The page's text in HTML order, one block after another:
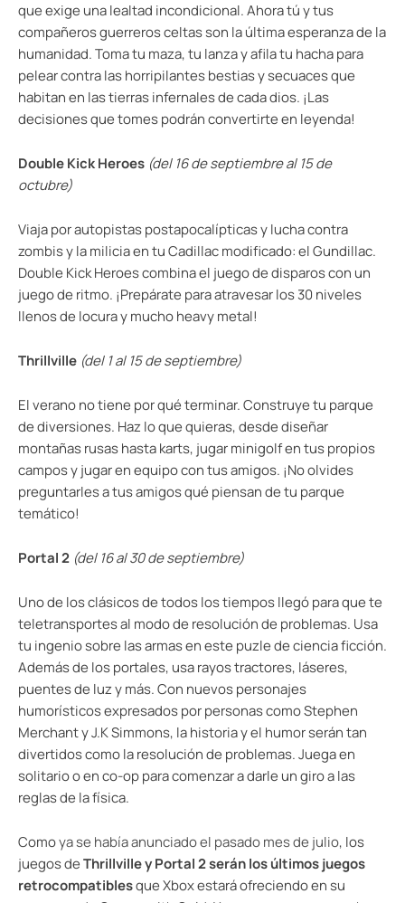
que exige una lealtad incondicional. Ahora tú y tus
compañeros guerreros celtas son la última esperanza de la
humanidad. Toma tu maza, tu lanza y afila tu hacha para
pelear contra las horripilantes bestias y secuaces que
habitan en las tierras infernales de cada dios. ¡Las
decisiones que tomes podrán convertirte en leyenda!
Double Kick Heroes (del 16 de septiembre al 15 de
octubre)
Viaja por autopistas postapocalípticas y lucha contra
zombis y la milicia en tu Cadillac modificado: el Gundillac.
Double Kick Heroes combina el juego de disparos con un
juego de ritmo. ¡Prepárate para atravesar los 30 niveles
llenos de locura y mucho heavy metal!
Thrillville (del 1 al 15 de septiembre)
El verano no tiene por qué terminar. Construye tu parque
de diversiones. Haz lo que quieras, desde diseñar
montañas rusas hasta karts, jugar minigolf en tus propios
campos y jugar en equipo con tus amigos. ¡No olvides
preguntarles a tus amigos qué piensan de tu parque
temático!
Portal 2 (del 16 al 30 de septiembre)
Uno de los clásicos de todos los tiempos llegó para que te
teletransportes al modo de resolución de problemas. Usa
tu ingenio sobre las armas en este puzle de ciencia ficción.
Además de los portales, usa rayos tractores, láseres,
puentes de luz y más. Con nuevos personajes
humorísticos expresados ​​por personas como Stephen
Merchant y J.K Simmons, la historia y el humor serán tan
divertidos como la resolución de problemas. Juega en
solitario o en co-op para comenzar a darle un giro a las
reglas de la física.
Comoya se había anunciado el pasado mes de julio, los
juegos deThrillville y Portal 2 serán los últimos juegos
retrocompatiblesque Xbox estará ofreciendo en su